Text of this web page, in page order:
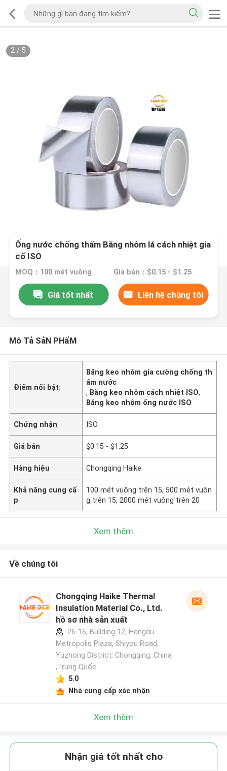
2/ 5
Ống nước chống thấm Băng nhôm lá cách nhiệt gia
cố ISO
MOQ：100 mét vuông Giá bán：$0.15 - $1.25
Giá tốt nhất Liên hệ chúng tôi
Mô Tả SảN PHẩM
Điểm nổi bật:
Băng keo nhôm gia cường chống th
ấm nước
, Băng keo nhôm cách nhiệt ISO,
Băng keo nhôm ống nước ISO
Chứng nhận ISO
Giá bán $0.15 - $1.25
Hàng hiệu Chongqing Haike
Khả năng cung cấ
p
100 mét vuông trên 15, 500 mét vuôn
g trên 15, 2000 mét vuông trên 20
Xem thêm
Về chúng tôi
Chongqing Haike Thermal
Insulation Material Co., Ltd.
hồ sơ nhà sản xuất
26-16, Building 12, Hengdu
Metropolis Plaza, Shiyou Road,
Yuzhong District, Chongqing, China
,Trung Quốc
5.0
Nhà cung cấp xác nhận
Xem thêm
Nhận giá tốt nhất cho